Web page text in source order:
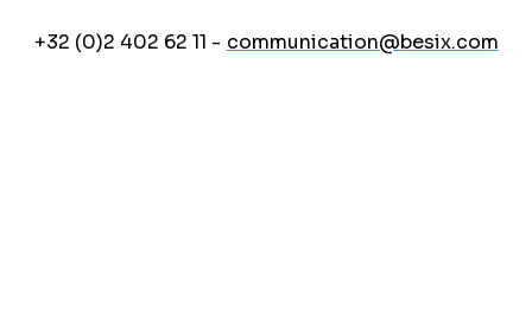
+32 (0)2 402 62 11 - communication@besix.com